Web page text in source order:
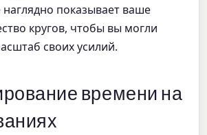
показывает ваше
кругов, чтобы вы могли
своих усилий.
времени на